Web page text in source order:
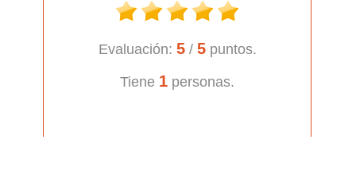
Evaluación: 5/ 5puntos.
Tiene 1 personas.